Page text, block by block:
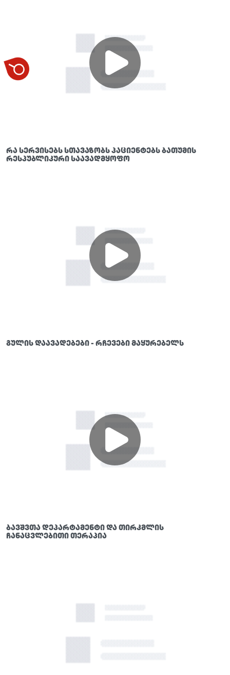
რა სერვისებს სთავაზობს პაციენტებს ბათუმის
რესპუბლიკური საავადმყოფო
გულის დაავადებები - რჩევები მაყურებელს
ბავშვთა დეპარტამენტი და თირკმლის
ჩანაცვლებითი თერაპია